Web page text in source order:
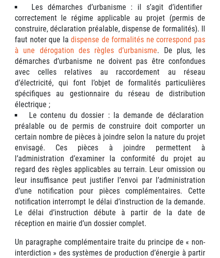
Les démarches d’urbanisme : il s’agit d’identifier
correctement le régime applicable au projet (permis de
construire, déclaration préalable, dispense de formalités). Il
faut noter que ladispense de formalités ne correspond pas
à une dérogation des règles d’urbanisme. De plus, les
démarches d’urbanisme ne doivent pas être confondues
avec celles relatives au raccordement au réseau
d’électricité, qui font l’objet de formalités particulières
spécifiques au gestionnaire du réseau de distribution
électrique ;
Le contenu du dossier : la demande de déclaration
préalable ou de permis de construire doit comporter un
certain nombre de pièces à joindre selon la nature du projet
envisagé. Ces pièces à joindre permettent à
l’administration d’examiner la conformité du projet au
regard des règles applicables au terrain. Leur omission ou
leur insuffisance peut justifier l’envoi par l’administration
d’une notification pour pièces complémentaires. Cette
notification interrompt le délai d’instruction de la demande.
Le délai d’instruction débute à partir de la date de
réception en mairie d’un dossier complet.
Un paragraphe complémentaire traite du principe de « non-
interdiction » des systèmes de production d’énergie à partir